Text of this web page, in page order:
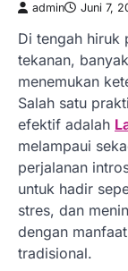
admin Juni 7,
Di tengah hiruk
tekanan,
menemukan
Salah satu
efektif adalah
melampaui
perjalanan
untuk hadir
stres, dan
dengan
tradisional.